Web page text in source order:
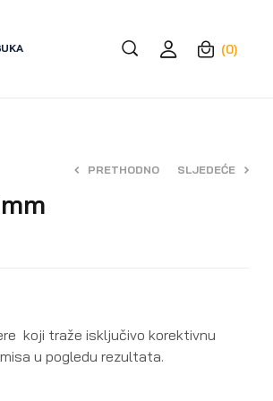
(0)
PRETHODNO SLJEDEĆE
koji traže isključivo korektivnu
u pogledu rezultata.